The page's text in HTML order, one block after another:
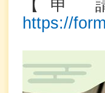
【申
https://